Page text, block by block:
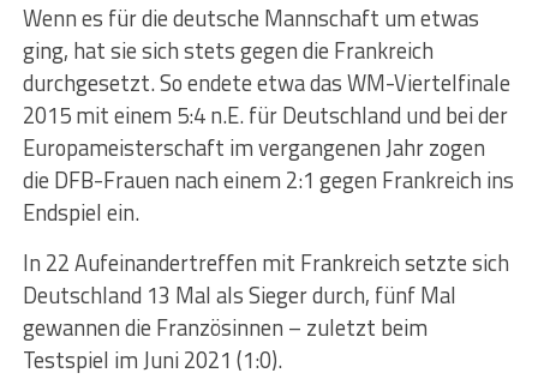
Wenn es für die deutsche Mannschaft um etwas
ging, hat sie sich stets gegen die Frankreich
durchgesetzt. So endete etwa das WM-Viertelfinale
2015 mit einem 5:4 n.E. für Deutschland und bei der
Europameisterschaft im vergangenen Jahr zogen
die DFB-Frauen nach einem 2:1 gegen Frankreich ins
Endspiel ein.
In 22 Aufeinandertreffen mit Frankreich setzte sich
Deutschland 13 Mal als Sieger durch, fünf Mal
gewannen die Französinnen – zuletzt beim
Testspiel im Juni 2021 (1:0).